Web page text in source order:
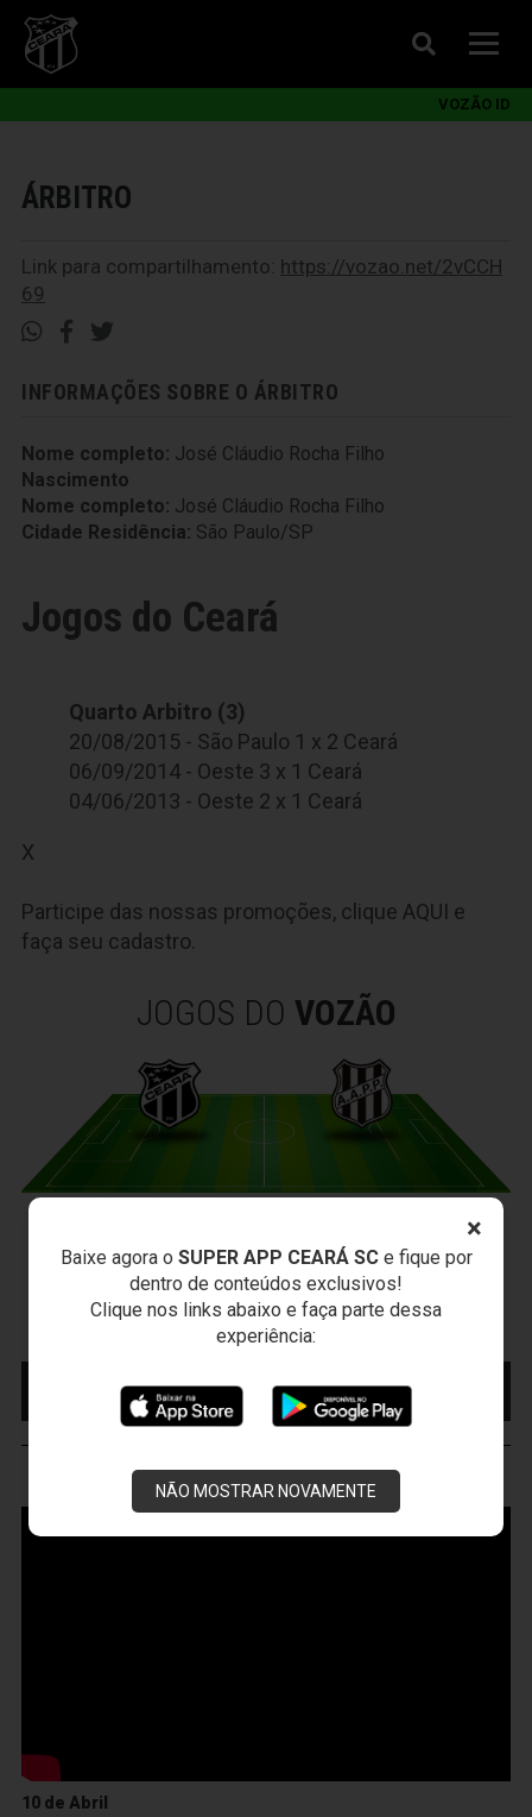
×
Baixe agora o SUPER APP CEARÁ SCe fique por
dentro de conteúdos exclusivos!
Clique nos links abaixo e faça parte dessa
experiência:
NÃO MOSTRAR NOVAMENTE
VOZÃO ID
ÁRBITRO
Link para compartilhamento: https://vozao.net/2vCCH
69
INFORMAÇÕES SOBRE O ÁRBITRO
Nome completo: José Cláudio Rocha Filho
Nascimento
Nome completo: José Cláudio Rocha Filho
Cidade Residência: São Paulo/SP
Jogos do Ceará
Quarto Arbitro (3)
20/08/2015 - São Paulo 1 x 2 Ceará
06/09/2014 - Oeste 3 x 1 Ceará
04/06/2013 - Oeste 2 x 1 Ceará
X
Participe das nossas promoções, clique AQUI e
faça seu cadastro.
JOGOS DO VOZÃO
CEARÁ X PONTE PRETA
Sexta-feira, 07/08/2026 - 20:30
Arena Vozão (Castelão) - Capital/CE
Campeonato Brasileiro • 2º Turno • 21 ª Rodada
MAIS INFORMAÇÕES
COMPRE AQUI SEU
INGRESSO
VOZÃOTV
10 de Abril